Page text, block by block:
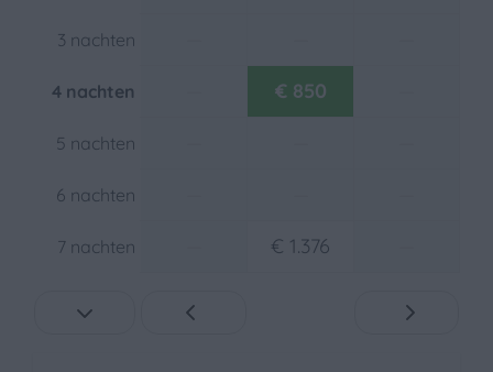
Balkon
Verwarming & Verkoeling
Centrale verwarming
Toegankelijkheid
Lift
3 nachten
4 nachten € 850
5 nachten
6 nachten
7 nachten € 1.376